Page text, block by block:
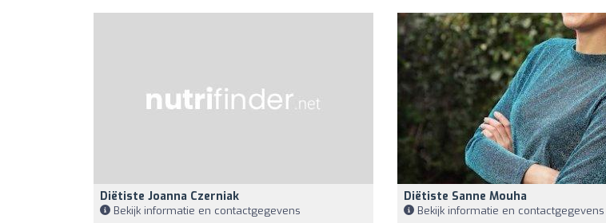
Diëtiste Joanna Czerniak
Bekijk informatie en contactgegevens
Diëtiste Sanne Mouha
Bekijk informatie en contactgegevens